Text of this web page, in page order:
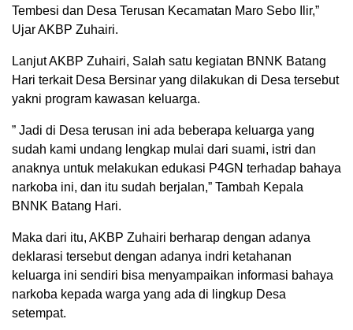
Tembesi dan Desa Terusan Kecamatan Maro Sebo Ilir,”
Ujar AKBP Zuhairi.
Lanjut AKBP Zuhairi, Salah satu kegiatan BNNK Batang
Hari terkait Desa Bersinar yang dilakukan di Desa tersebut
yakni program kawasan keluarga.
” Jadi di Desa terusan ini ada beberapa keluarga yang
sudah kami undang lengkap mulai dari suami, istri dan
anaknya untuk melakukan edukasi P4GN terhadap bahaya
narkoba ini, dan itu sudah berjalan,” Tambah Kepala
BNNK Batang Hari.
Maka dari itu, AKBP Zuhairi berharap dengan adanya
deklarasi tersebut dengan adanya indri ketahanan
keluarga ini sendiri bisa menyampaikan informasi bahaya
narkoba kepada warga yang ada di lingkup Desa
setempat.